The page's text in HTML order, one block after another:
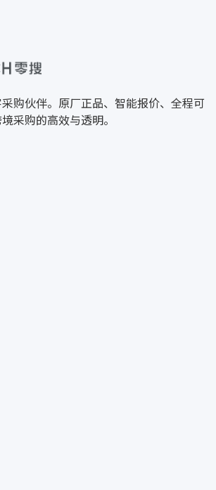
购伙伴。原厂正品、智能报价、全程可
采购的高效与透明。